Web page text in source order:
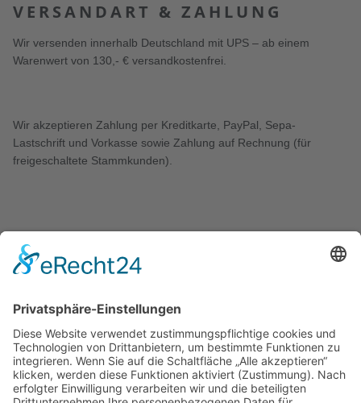
VERSANDART & ZAHLUNG
Wir versenden innerhalb Deutschland mit UPS – ab einem
Warenwert von 130,- € versandkostenfrei.
Wir akzeptieren Zahlung per Kreditkarte, PayPal, Sepa-
Lastschrift und Vorkasse sowie Zahlung auf Rechnung (für
freigeschaltete Stammkunden).
KONTAKT
Spezialitäten aus Österreich
Daimlerstr. 21
50859 Köln
Telefon: 02234 802701
Fax: 02234 986145